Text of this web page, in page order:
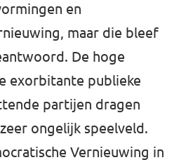
en
maar die bleef
De hoge
exorbitante publieke
partijen dragen
ongelijk speelveld.
Vernieuwing in